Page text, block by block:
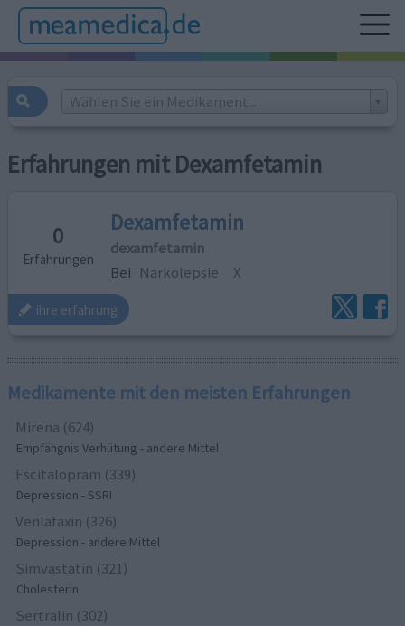
Wählen Sie ein Medikament...
Erfahrungen mit Dexamfetamin
0
Erfahrungen
Dexamfetamin
dexamfetamin
Bei Narkolepsie X
ihre erfahrung
Medikamente mit den meisten Erfahrungen
Mirena (624)
Empfängnis Verhütung - andere Mittel
Escitalopram (339)
Depression - SSRI
Venlafaxin (326)
Depression - andere Mittel
Simvastatin (321)
Cholesterin
Sertralin (302)